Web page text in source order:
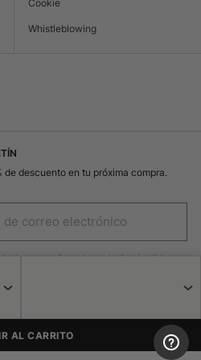
AL CARRITO
Cookie
Whistleblowing
de descuento en tu próxima compra.
datos con fines de marketing (recibir